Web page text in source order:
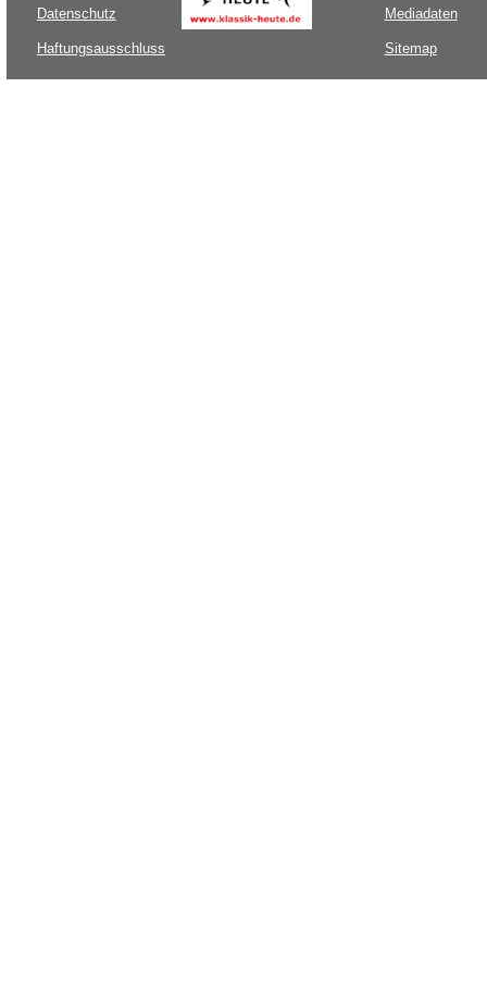
Datenschutz
Haftungsausschluss
Mediadaten
Sitemap